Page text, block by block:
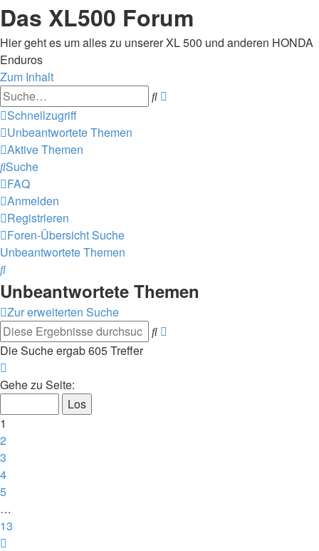
Das XL500 Forum
Hier geht es um alles zu unserer XL 500 und anderen HONDA
Enduros
Zum Inhalt
Suche
Schnellzugriff
Unbeantwortete Themen
Aktive Themen
Suche
FAQ
Anmelden
Registrieren
Foren-ÜbersichtSuche
Unbeantwortete Themen
Suche
Unbeantwortete Themen
Zur erweiterten Suche
Suche
Die Suche ergab 605 Treffer
1
13
Gehe zu Seite:
1
2
3
4
5
…
13